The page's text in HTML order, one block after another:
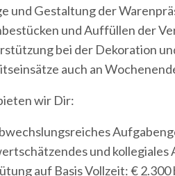
und Gestaltung der
und Auffüllen der
bei der Dekoration
auch an
wir Dir:
und
auf Basis Vollzeit: €